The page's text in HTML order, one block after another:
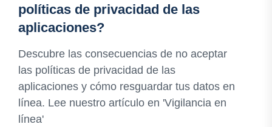
políticas de privacidad de las
aplicaciones?
Descubre las consecuencias de no aceptar
las políticas de privacidad de las
aplicaciones y cómo resguardar tus datos en
línea. Lee nuestro artículo en 'Vigilancia en
línea'